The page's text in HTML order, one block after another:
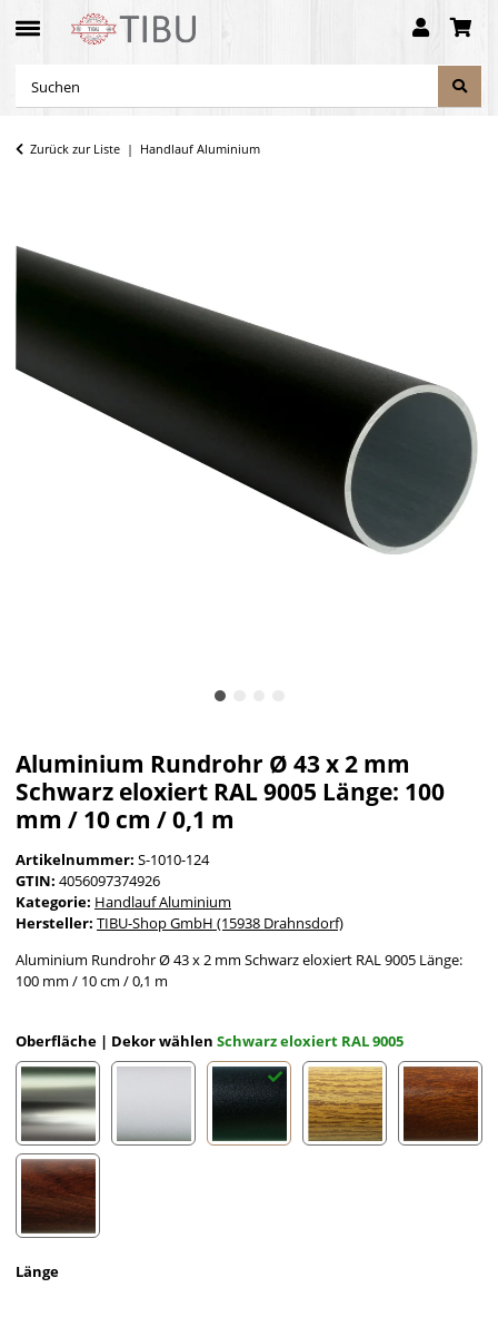
Zurück zur Liste Handlauf Aluminium
Aluminium Rundrohr Ø 43 x 2 mm
Schwarz eloxiert RAL 9005 Länge: 100
mm / 10 cm / 0,1 m
Artikelnummer: S-1010-124
GTIN: 4056097374926
Kategorie: Handlauf Aluminium
Hersteller: TIBU-Shop GmbH (15938 Drahnsdorf)
Aluminium Rundrohr Ø 43 x 2 mm Schwarz eloxiert RAL 9005 Länge:
100 mm / 10 cm / 0,1 m
Oberfläche | Dekor wählen Schwarz eloxiert RAL 9005
Edelstahloptik eloxiert
Länge